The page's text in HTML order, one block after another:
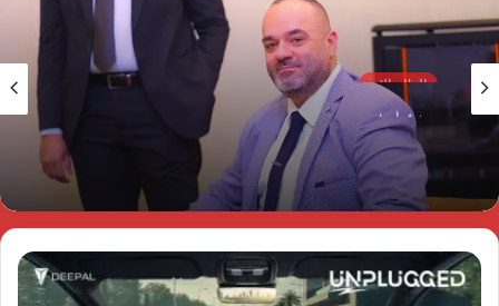
العالم الان
Glossa Foam.. صناعة مصرية برؤية عالمية لسد
فجوة سوق العناية اليومية بالفم